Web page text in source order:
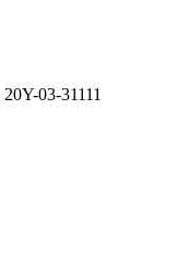
20Y-03-31111